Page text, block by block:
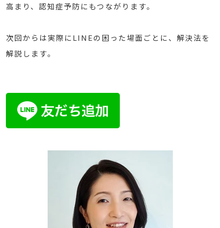
高まり、認知症予防にもつながります。
次回からは実際にLINEの困った場面ごとに、解決法を
解説します。